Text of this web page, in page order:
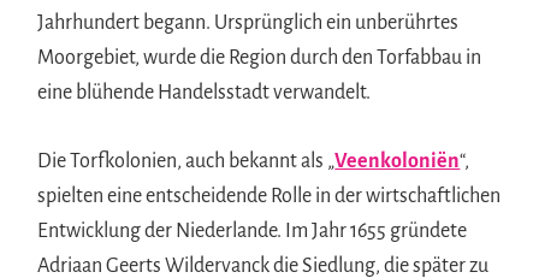
Jahrhundert begann. Ursprünglich ein unberührtes
Moorgebiet, wurde die Region durch den Torfabbau in
eine blühende Handelsstadt verwandelt.
Die Torfkolonien, auch bekannt als „Veenkoloniën“,
spielten eine entscheidende Rolle in der wirtschaftlichen
Entwicklung der Niederlande. Im Jahr 1655 gründete
Adriaan Geerts Wildervanck die Siedlung, die später zu